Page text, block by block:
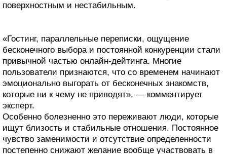
поверхностным и нестабильным.
«Гостинг, параллельные переписки, ощущение
бесконечного выбора и постоянной конкуренции стали
привычной частью онлайн-дейтинга. Многие
пользователи признаются, что со временем начинают
эмоционально выгорать от бесконечных знакомств,
которые ни к чему не приводят», — комментирует
эксперт.
Особенно болезненно это переживают люди, которые
ищут близость и стабильные отношения. Постоянное
чувство заменимости и отсутствие определенности
постепенно снижают желание вообще участвовать в